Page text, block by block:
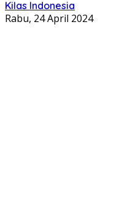
Kilas Indonesia
Rabu, 24 April 2024